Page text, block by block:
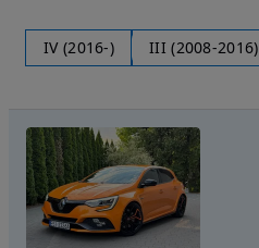
IV (2016-) III (2008-2016)